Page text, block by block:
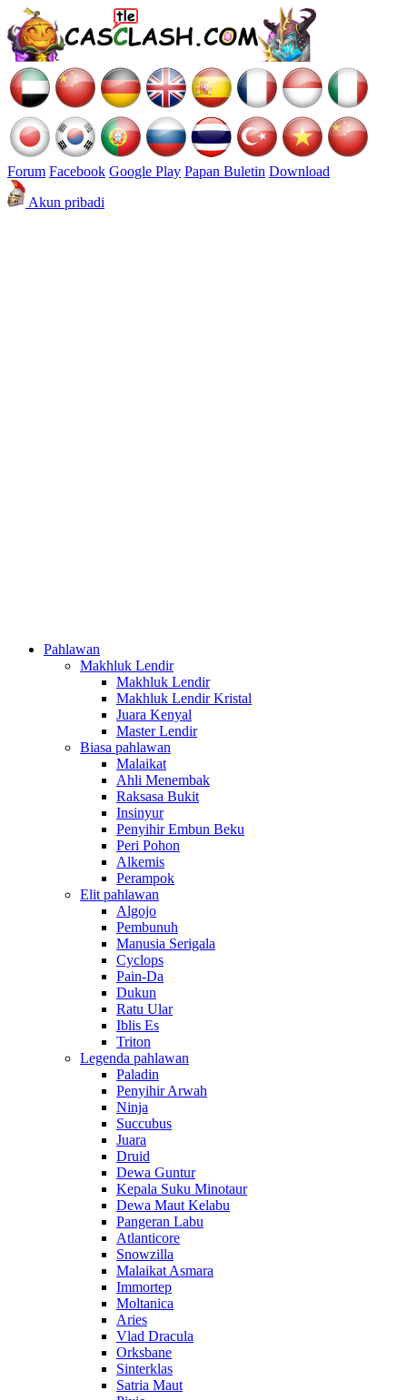
Forum Facebook Google Play Papan Buletin Download
Akun pribadi
Pahlawan
Makhluk Lendir
Makhluk Lendir
Makhluk Lendir Kristal
Juara Kenyal
Master Lendir
Biasa pahlawan
Malaikat
Ahli Menembak
Raksasa Bukit
Insinyur
Penyihir Embun Beku
Peri Pohon
Alkemis
Perampok
Elit pahlawan
Algojo
Pembunuh
Manusia Serigala
Cyclops
Pain-Da
Dukun
Ratu Ular
Iblis Es
Triton
Legenda pahlawan
Paladin
Penyihir Arwah
Ninja
Succubus
Juara
Druid
Dewa Guntur
Kepala Suku Minotaur
Dewa Maut Kelabu
Pangeran Labu
Atlanticore
Snowzilla
Malaikat Asmara
Immortep
Moltanica
Aries
Vlad Dracula
Orksbane
Sinterklas
Satria Maut